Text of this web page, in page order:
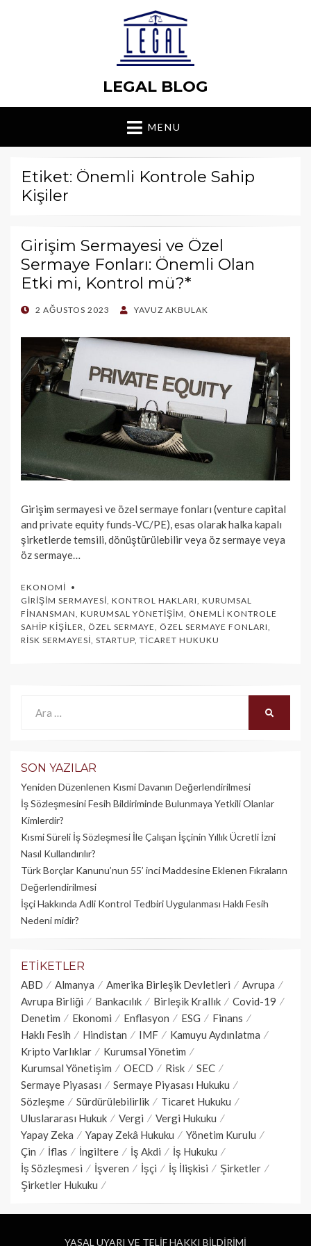
LEGAL BLOG
MENU
Etiket: Önemli Kontrole Sahip
Kişiler
Girişim Sermayesi ve Özel
Sermaye Fonları: Önemli Olan
Etki mi, Kontrol mü?*
POSTED
2 AĞUSTOS 2023 YAVUZ AKBULAK
Girişim sermayesi ve özel sermaye fonları (venture capital
and private equity funds-VC/PE), esas olarak halka kapalı
şirketlerde temsili, dönüştürülebilir veya öz sermaye veya
öz sermaye…
EKONOMI
GIRIŞIM SERMAYESI, KONTROL HAKLARI, KURUMSAL
FINANSMAN, KURUMSAL YÖNETIŞIM, ÖNEMLI KONTROLE
SAHIP KIŞILER, ÖZEL SERMAYE, ÖZEL SERMAYE FONLARI,
RISK SERMAYESI, STARTUP, TICARET HUKUKU
SON YAZILAR
Yeniden Düzenlenen Kısmi Davanın Değerlendirilmesi
İş Sözleşmesini Fesih Bildiriminde Bulunmaya Yetkili Olanlar
Kimlerdir?
Kısmi Süreli İş Sözleşmesi İle Çalışan İşçinin Yıllık Üc­retli İzni
Nasıl Kullandırılır?
Türk Borçlar Kanunu’nun 55’ inci Maddesine Eklenen Fıkraların
Değerlendirilmesi
İşçi Hakkında Adli Kontrol Tedbiri Uygulanması Haklı Fesih
Nedeni midir?
ETIKETLER
ABD Almanya Amerika Birleşik Devletleri
Avrupa
Avrupa Birliği
Bankacılık Birleşik Krallık
Covid-19
Denetim
Ekonomi Enflasyon ESG
Finans
Haklı Fesih
Hindistan IMF
Kamuyu Aydınlatma
Kripto Varlıklar
Kurumsal Yönetim
Kurumsal Yönetişim
OECD Risk
SEC
Sermaye Piyasası
Sermaye Piyasası Hukuku
Sözleşme
Sürdürülebilirlik
Ticaret Hukuku
Uluslararası Hukuk
Vergi
Vergi Hukuku
Yapay Zeka
Yapay Zekâ Hukuku
Yönetim Kurulu
Çin
İflas İngiltere İş Akdi
İş Hukuku
İş Sözleşmesi
İşveren İşçi İş İlişkisi
Şirketler
Şirketler Hukuku
YASAL UYARI VE TELİF HAKKI BİLDİRİMİ